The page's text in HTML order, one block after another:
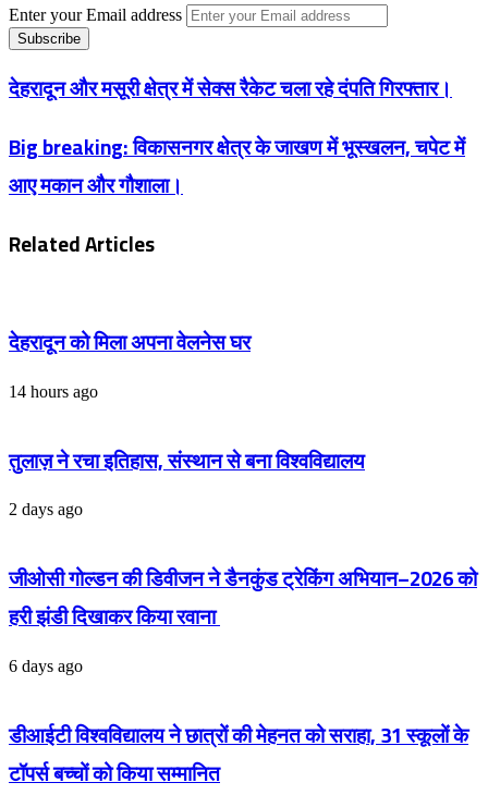
Enter your Email address
देहरादून और मसूरी क्षेत्र में सेक्स रैकेट चला रहे दंपति गिरफ्तार।
Big breaking: विकासनगर क्षेत्र के जाखण में भूस्खलन, चपेट में
आए मकान और गौशाला।
Related Articles
देहरादून को मिला अपना वेलनेस घर
14 hours ago
तुलाज़ ने रचा इतिहास, संस्थान से बना विश्वविद्यालय
2 days ago
जीओसी गोल्डन की डिवीजन ने डैनकुंड ट्रेकिंग अभियान–2026 को
हरी झंडी दिखाकर किया रवाना
6 days ago
डीआईटी विश्वविद्यालय ने छात्रों की मेहनत को सराहा, 31 स्कूलों के
टॉपर्स बच्चों को किया सम्मानित